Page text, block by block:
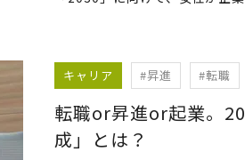
キャリア #昇進 #転職
転職or昇進or起業。
成」とは？